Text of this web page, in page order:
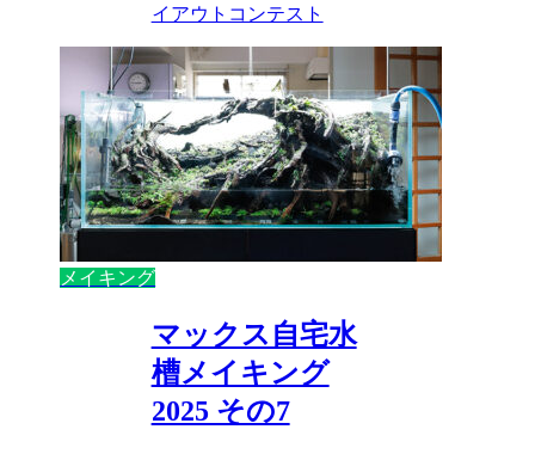
イアウトコンテスト
メイキング
マックス自宅水
槽メイキング
2025 その7